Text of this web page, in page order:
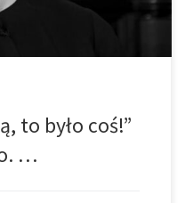
to było coś!”
…